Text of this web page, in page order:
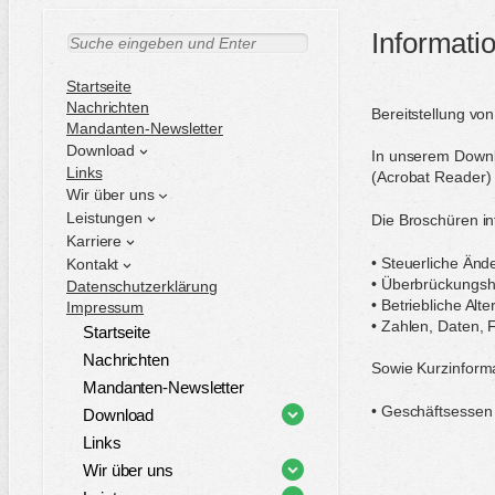
S
c
h
e
n
Startseite
Nachrichten
Mandanten-Newsletter
Download
Links
Wir über uns
Leistungen
Karriere
Kontakt
Datenschutzerklärung
Impressum
Startseite
Nachrichten
Mandanten-Newsletter
Download
Links
Wir über uns
Bereitstellung
In unserem
(Acrobat
Die Broschüren
• Steuerliche
•
• Betriebliche
• Zahlen, Daten,
Sowie
•